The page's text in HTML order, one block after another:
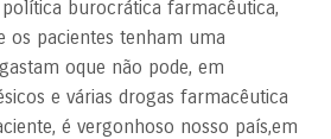
burocrática farmacêutica,
os pacientes tenham uma
oque não pode, em
e várias drogas farmacêutica
é vergonhoso nosso país,em